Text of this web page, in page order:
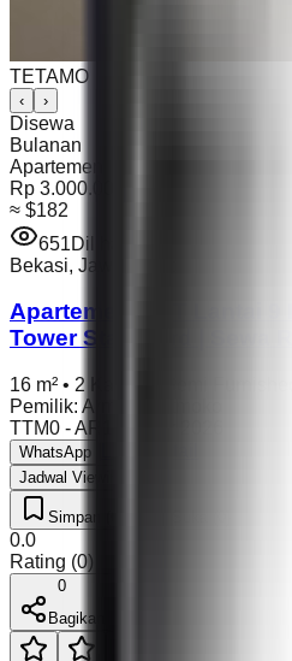
TETAMO
‹ ›
Disewa
Bulanan
Apartemen
Rp 3.000.000
≈ $182
651Dilihat
Bekasi, Jawa Barat
Apartemen 2 KT Lantai 9
Tower Standford | Sewa
16 m² • 2 Kamar
Pemilik: Arm Widiatmoko
TTM0 - AR1
WhatsApp
Jadwal Viewing
Simpan (0)
0.0
Rating (0)
0
Bagikan